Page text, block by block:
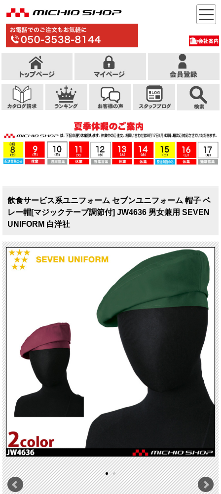
飲食サービス系ユニフォーム セブンユニフォーム 帽子 ベ
レー帽[マジックテープ調節付] JW4636 男女兼用 SEVEN
UNIFORM 白洋社